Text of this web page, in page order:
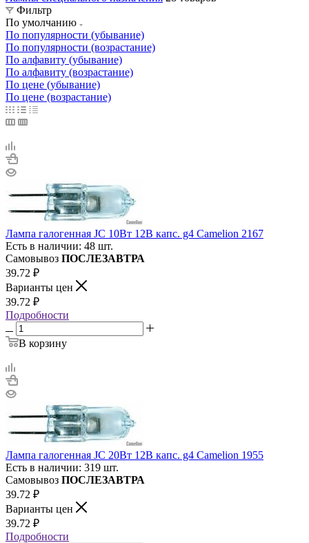
Фильтр
По умолчанию
По популярности (убывание)
По популярности (возрастание)
По алфавиту (убывание)
По алфавиту (возрастание)
По цене (убывание)
По цене (возрастание)
Лампа галогенная JC 10Вт 12В капс. g4 Camelion 2167
Есть в наличии: 48 шт.
Самовывоз ПОСЛЕЗАВТРА
39.72 ₽
Варианты цен
39.72 ₽
Подробности
В корзину
Лампа галогенная JC 20Вт 12В капс. g4 Camelion 1955
Есть в наличии: 319 шт.
Самовывоз ПОСЛЕЗАВТРА
39.72 ₽
Варианты цен
39.72 ₽
Подробности